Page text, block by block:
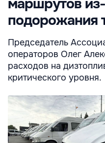
маршрутов
подорожания
Председатель
операторов Олег
расходов на
критического уровня.